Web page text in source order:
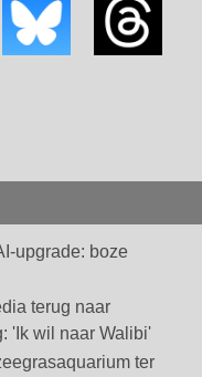
upgrade: boze
terug naar
'Ik wil naar Walibi'
ter